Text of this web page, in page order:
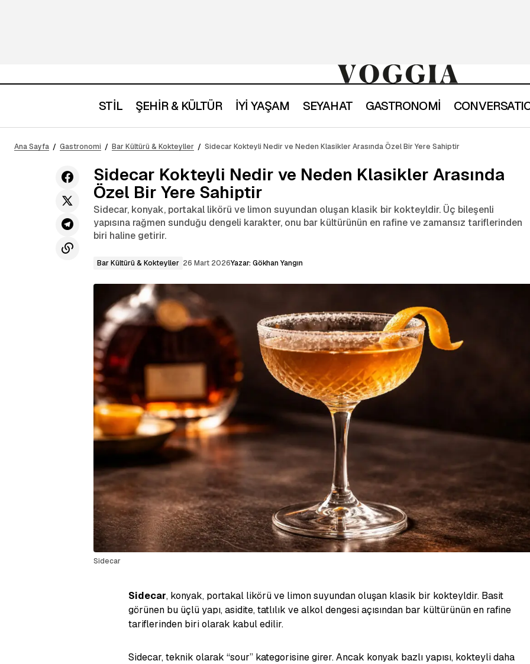
STİL ŞEHİR & KÜLTÜR İYİ YAŞAM SEYAHAT GASTRONOMİ
Dünyasının En Saf İfadelerinden Biri
Sayılır
Bar Kültürü & Kokteyller Sidecar Kokteyli Nedir ve Neden Klasikler Arasında Özel
Ana Sayfa Gastronomi Bar Kültürü & Kokteyller Sidecar Kokteyli Nedir ve Neden Klasikler Arasında Özel Bir Yere Sahiptir
Sidecar Kokteyli Nedir ve Neden Klasikler Arasında
Özel Bir Yere Sahiptir
Sidecar, konyak, portakal likörü ve limon suyundan oluşan klasik bir kokteyldir. Üç bileşenli
yapısına rağmen sunduğu dengeli karakter, onu bar kültürünün en rafine ve zamansız tariflerinden
biri haline getirir.
Bar Kültürü & Kokteyller 26 Mart 2026Yazar: Gökhan Yangın
Sidecar
Sidecar, konyak, portakal likörü ve limon suyundan oluşan klasik bir kokteyldir. Basit
görünen bu üçlü yapı, asidite, tatlılık ve alkol dengesi açısından bar kültürünün en rafine
tariflerinden biri olarak kabul edilir.
Sidecar, teknik olarak “sour” kategorisine girer. Ancak konyak bazlı yapısı, kokteyli daha